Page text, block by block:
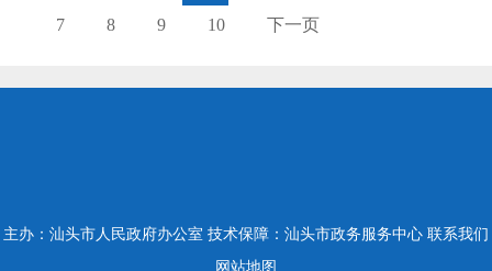
7 8 9 10 下一页
主办：汕头市人民政府办公室 技术保障：汕头市政务服务中心 联系我们
网站地图